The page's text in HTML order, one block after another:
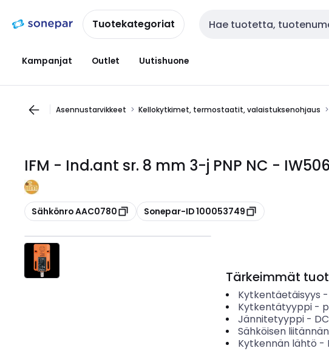
navigointiinsisältöönTuotekategoriat Haku
Kampanjat Outlet Uutishuone
Asennustarvikkeet Kellokytkimet, termostaatit, valaistuksenohjaus
IFM - Ind.ant sr. 8 mm 3-j PNP NC -
Kopioi
Sähkönro AAC0780 Kopioi
Sonepar-ID 100053749
Tärkeimmät
Kytkentäetäisyys -
Kytkentätyyppi-
Jännitetyyppi- DC
Sähköisen
Kytkennän lähtö -